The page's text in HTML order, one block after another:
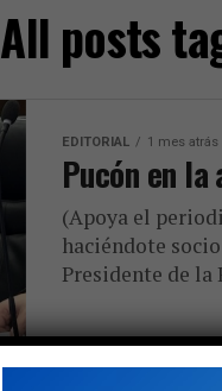
All posts
EDITORIAL 1 mes atrás
Pucón en la
(Apoya el
haciéndote
Presidente de la